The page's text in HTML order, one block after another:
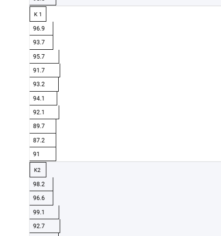
K 1
96.9
93.7
95.7
91.7
93.2
94.1
92.1
89.7
87.2
91
K2
98.2
96.6
99.1
92.7